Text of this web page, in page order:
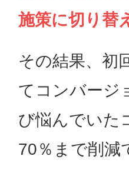
施策に切り替
その結果、初
てコンバージ
び悩んでいた
70％まで削減